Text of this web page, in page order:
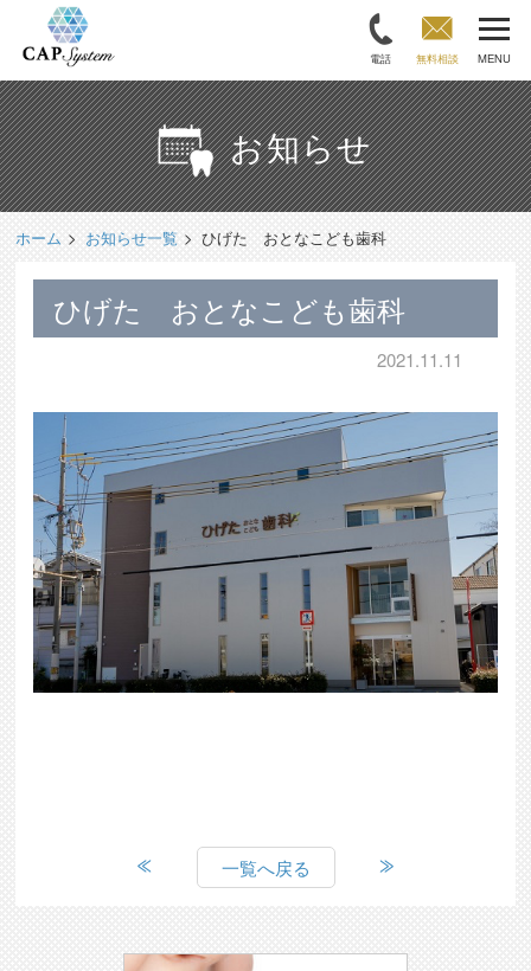
電話 無料相談 MENU
お知らせ
ホーム お知らせ一覧 ひげた おとなこども歯科
ひげた おとなこども歯科
2021.11.11
一覧へ戻る